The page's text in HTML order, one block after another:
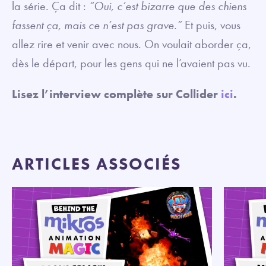
la série. Ça dit : “Oui, c’est bizarre que des chiens
fassent ça, mais ce n’est pas grave.”Et puis, vous
allez rire et venir avec nous. On voulait aborder ça,
dès le départ, pour les gens qui ne l’avaient pas vu.
Lisez l’interview complète sur Collider ici.
ARTICLES ASSOCIÉS